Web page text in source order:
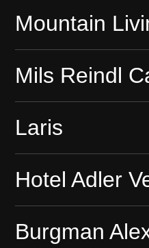
Mountain
Mils Reindl
Laris
Hotel Adler
Burgman